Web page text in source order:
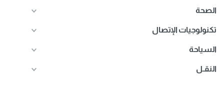
الصحة
تكنولوجيات الإتصال
السياحة
النقـل